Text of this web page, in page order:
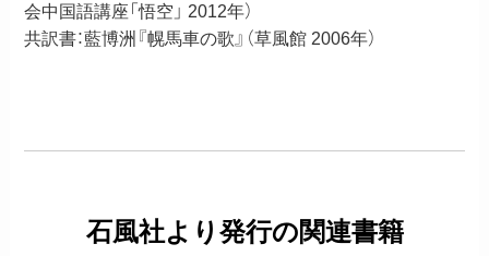
会中国語講座「悟空」 2012年）
共訳書：藍博洲『幌馬車の歌』（草風館 2006年）
石風社より発行の関連書籍